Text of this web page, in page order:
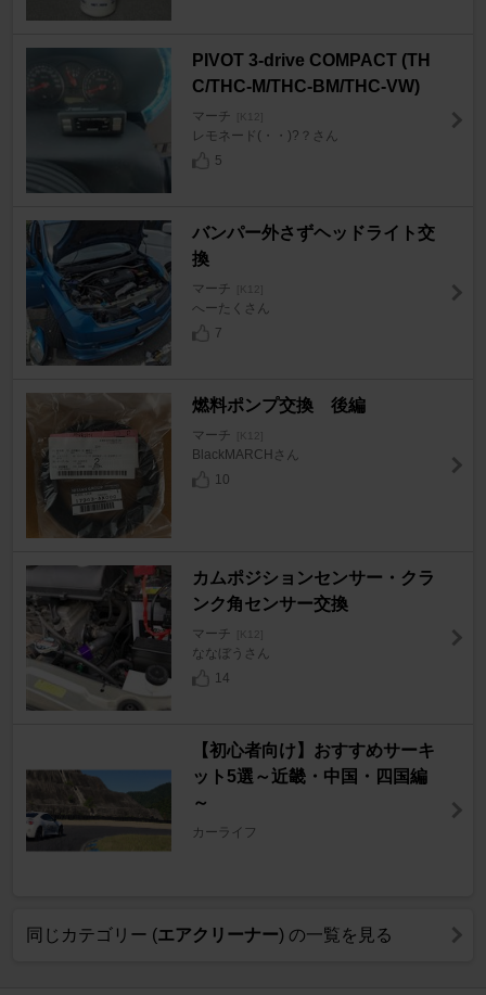
PIVOT 3-drive COMPACT (TH
C/THC-M/THC-BM/THC-VW)
マーチ [K12]
レモネード(・・)?？さん
5
バンパー外さずヘッドライト交
換
マーチ [K12]
へーたくさん
7
燃料ポンプ交換 後編
マーチ [K12]
BlackMARCHさん
10
カムポジションセンサー・クラ
ンク角センサー交換
マーチ [K12]
ななぼうさん
14
【初心者向け】おすすめサーキ
ット5選～近畿・中国・四国編
～
カーライフ
同じカテゴリー (エアクリーナー) の一覧を見る